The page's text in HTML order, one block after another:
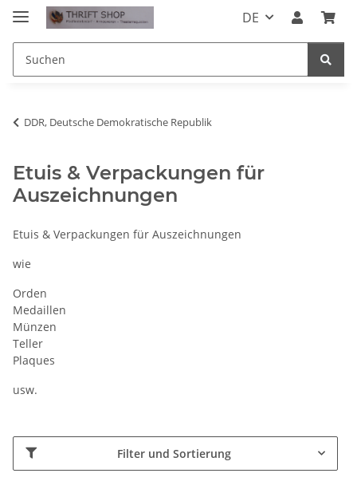
DE
DDR, Deutsche Demokratische Republik
Etuis & Verpackungen für
Auszeichnungen
Etuis & Verpackungen für Auszeichnungen
wie
Orden
Medaillen
Münzen
Teller
Plaques
usw.
Filter und Sortierung